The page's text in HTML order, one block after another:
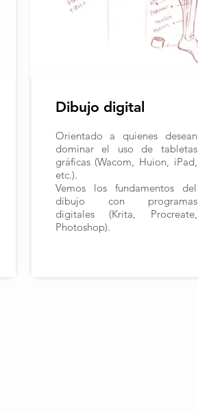
Dibujo digital
Orientado a quienes desean
dominar el uso de tabletas
gráficas (Wacom, Huion, iPad,
etc.).
Vemos los fundamentos del
dibujo con programas
digitales (Krita, Procreate,
Photoshop).